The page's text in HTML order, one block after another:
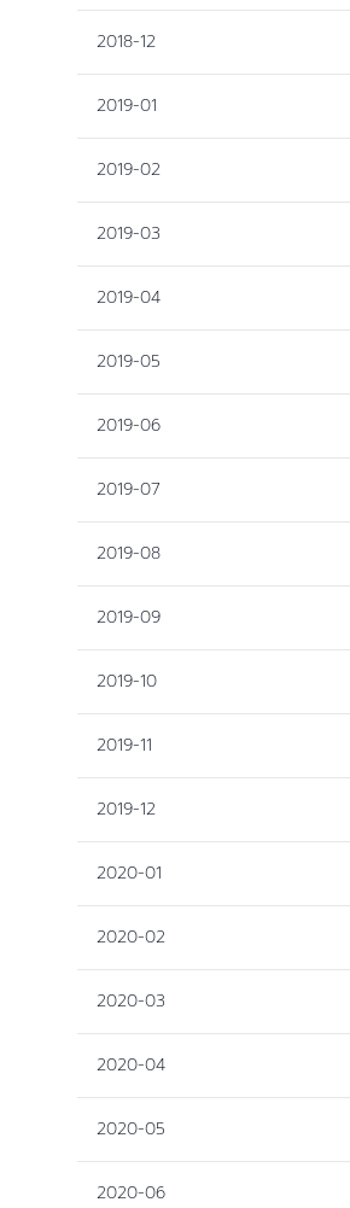
2018-12
2019-01
2019-02
2019-03
2019-04
2019-05
2019-06
2019-07
2019-08
2019-09
2019-10
2019-11
2019-12
2020-01
2020-02
2020-03
2020-04
2020-05
2020-06